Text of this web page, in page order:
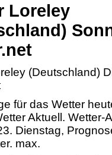
Loreley
(Deutschland)
für das Wetter
Aktuell. Wetter-
Dienstag,
max.